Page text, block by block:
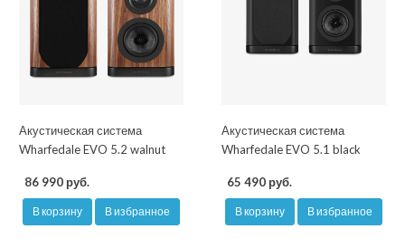
Акустическая система
Wharfedale EVO 5.2 walnut
86 990 руб.
В корзину В избранное
Акустическая система
Wharfedale EVO 5.1 black
65 490 руб.
В корзину В избранное